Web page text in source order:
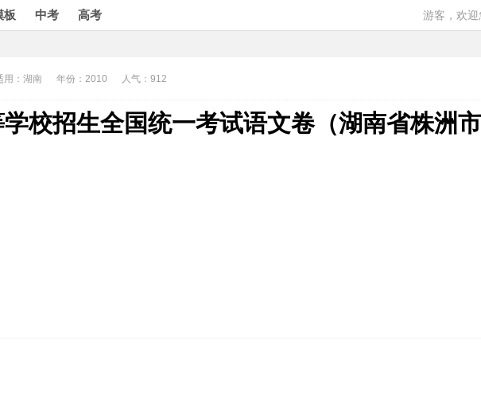
板 中考 高考 游客，欢
用：湖南 年份：2010 人气：912
校招生全国统一考试语文卷（湖南省株洲市